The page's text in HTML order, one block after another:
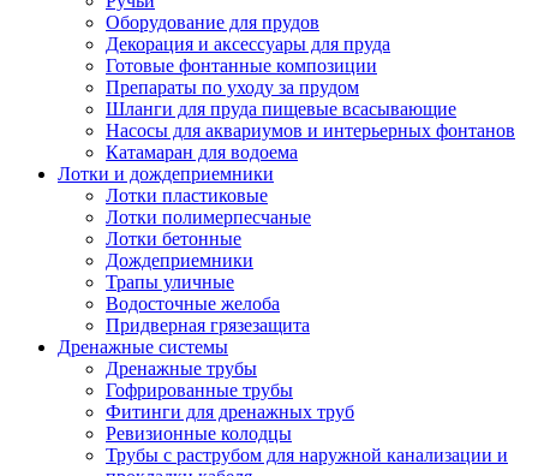
Оборудование для прудов
Декорация и аксессуары для пруда
Готовые фонтанные композиции
Препараты по уходу за прудом
Шланги для пруда пищевые всасывающие
Насосы для аквариумов и интерьерных фонтанов
Катамаран для водоема
Лотки и дождеприемники
Лотки пластиковые
Лотки полимерпесчаные
Лотки бетонные
Дождеприемники
Трапы уличные
Водосточные желоба
Придверная грязезащита
Дренажные системы
Дренажные трубы
Гофрированные трубы
Фитинги для дренажных труб
Ревизионные колодцы
Трубы с раструбом для наружной канализации и